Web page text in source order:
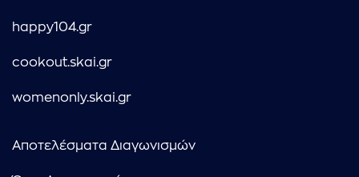
happy104.gr
cookout.skai.gr
womenonly.skai.gr
Αποτελέσματα Διαγωνισμών